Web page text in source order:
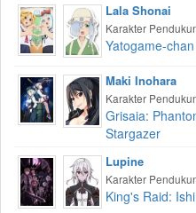
Lala Shonai
Karakter
Yatogame-
Maki Inohara
Karakter
Grisaia:
Stargazer
Lupine
Karakter
King's Raid: